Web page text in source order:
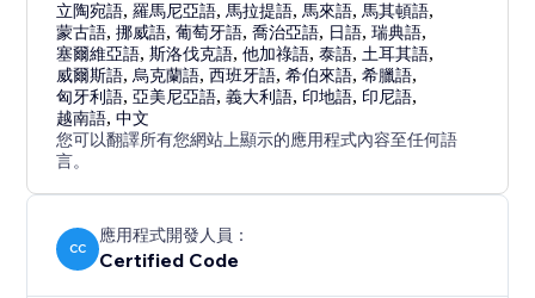
立陶宛語,羅馬尼亞語, 馬拉提語, 馬來語, 馬其頓語,
蒙古語,挪威語,葡萄牙語,喬治亞語, 日語,瑞典語,
塞爾維亞語,斯洛伐克語,他加祿語,泰語, 土耳其語,
威爾斯語, 烏克蘭語,西班牙語,希伯來語,希臘語,
匈牙利語,亞美尼亞語,義大利語, 印地語, 印尼語,
越南語,中文
您可以翻譯所有您網站上顯示的應用程式內容至任何語
言。
CC
應用程式開發人員：
Certified Code